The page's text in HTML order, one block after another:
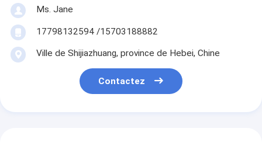
Ms. Jane
17798132594 /15703188882
Ville de Shijiazhuang, province de Hebei, Chine
Contactez